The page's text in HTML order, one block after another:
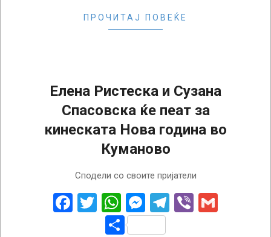
ПРОЧИТАЈ ПОВЕЌЕ
Елена Ристеска и Сузана
Спасовска ќе пеат за
кинеската Нова година во
Куманово
Сподели со своите пријатели
Facebook
Twitter
WhatsApp
Messenger
Telegram
Viber
Share